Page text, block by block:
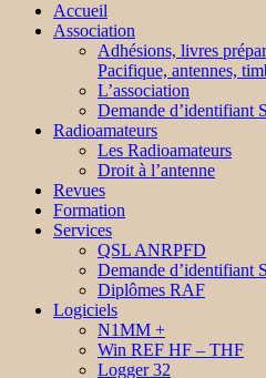
Accueil
Association
Adhésions, livres
Pacifique, antennes,
L’association
Demande d’identifiant
Radioamateurs
Les Radioamateurs
Droit à l’antenne
Revues
Formation
Services
QSL ANRPFD
Demande d’identifiant
Diplômes RAF
Logiciels
N1MM +
Win REF HF – THF
Logger 32